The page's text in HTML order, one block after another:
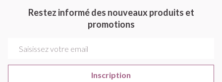
Restez informé des nouveaux produits et
promotions
Inscription